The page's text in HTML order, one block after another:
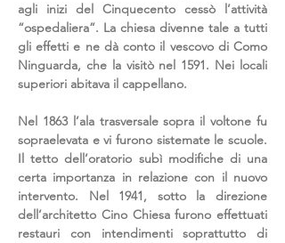
agli inizi del Cinquecento cessò l’attività
“ospedaliera”. La chiesa divenne tale a tutti
gli effetti e ne dà conto il vescovo di Como
Ninguarda, che la visitò nel 1591. Nei locali
superiori abitava il cappellano.
Nel 1863 l’ala trasversale sopra il voltone fu
sopraelevata e vi furono sistemate le scuole.
Il tetto dell’oratorio subì modifiche di una
certa importanza in relazione con il nuovo
intervento. Nel 1941, sotto la direzione
dell’architetto Cino Chiesa furono effettuati
restauri con intendimenti soprattutto di